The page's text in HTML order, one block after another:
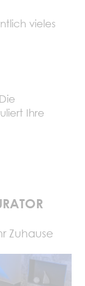
vieles
Ihre
Zuhause